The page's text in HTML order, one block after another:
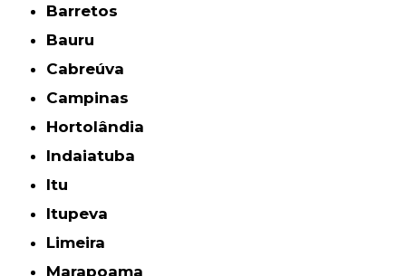
Barretos
Bauru
Cabreúva
Campinas
Hortolândia
Indaiatuba
Itu
Itupeva
Limeira
Marapoama